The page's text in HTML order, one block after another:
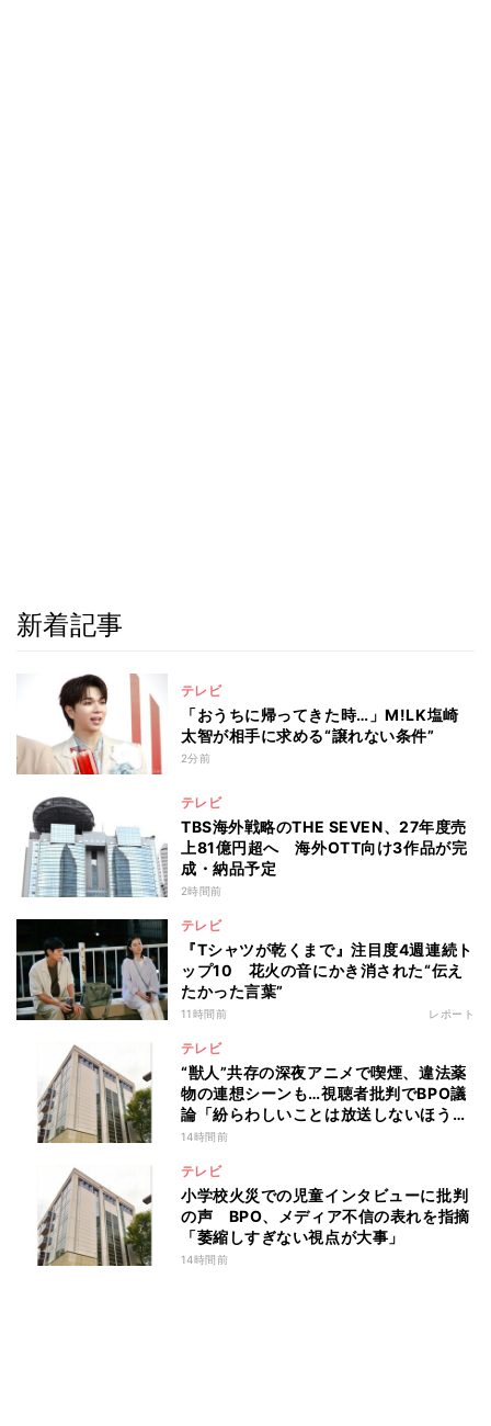
新着記事
テレビ
「おうちに帰ってきた時…」M!LK塩崎
太智が相手に求める“譲れない条件”
2分前
テレビ
TBS海外戦略のTHE SEVEN、27年度売
上81億円超へ 海外OTT向け3作品が完
成・納品予定
2時間前
テレビ
『Tシャツが乾くまで』注目度4週連続ト
ップ10 花火の音にかき消された“伝え
たかった言葉”
11時間前 レポート
テレビ
“獣人”共存の深夜アニメで喫煙、違法薬
物の連想シーンも…視聴者批判でBPO議
論「紛らわしいことは放送しないほう
が」
14時間前
テレビ
小学校火災での児童インタビューに批判
の声 BPO、メディア不信の表れを指摘
「萎縮しすぎない視点が大事」
14時間前